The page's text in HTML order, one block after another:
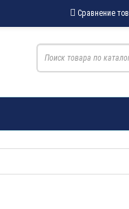
Сравнение